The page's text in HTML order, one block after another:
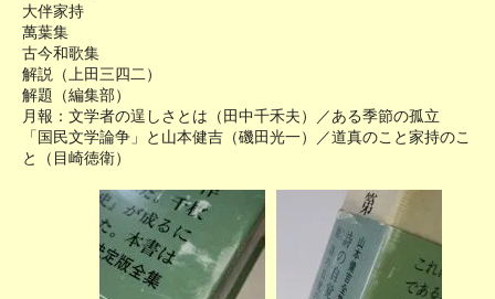
大伴家持
萬葉集
古今和歌集
解説（上田三四二）
解題（編集部）
月報：文学者の逞しさとは（田中千禾夫）／ある季節の孤立
「国民文学論争」と山本健吉（磯田光一）／道真のこと家持のこ
と（目崎徳衛）